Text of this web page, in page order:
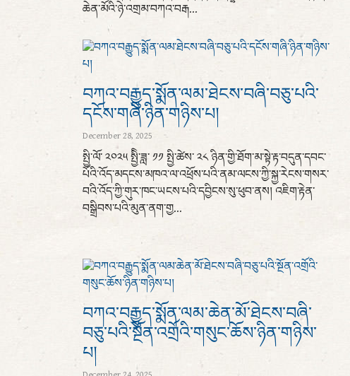
ཆེན་མོའི་ཉེ་འགྲམ་བཀའ་བརྒ...
བཀའ་བརྒྱུད་སྨོན་ལམ་ཐེངས་བཞི་བཅུ་པའི་
དངོས་གཞི་ཉིན་གཉིས་པ།
December 28, 2025
སྤྱི་ལོ་ ༢༠༢༥ སྤྱིི་ཟླ་ ༡༡ སྤྱི་ཚེས་ ༢༨ ཉིན་གྱི་ཐོག་མ་སྟེ་རྟ་བདུན་དབང་
པོའི་འོད་མདངས་མཁའ་ལ་འཕྲོས་པའི་ནམ་ལངས་ཀྱི་སྐྱ་རེངས་གསར་
བའི་འོད་ཀྱི་གུར་ཁང་ཡངས་པའི་དབྱིངས་སུ་ཕུབ་ནས། འཇིག་རྟེན་
བསྒྲིབས་པའི་མུན་ནག་གྱ...
བཀའ་བརྒྱུད་སྨོན་ལམ་ཆེན་མོ་ཐེངས་བཞི་
བཅུ་པའི་སྔོན་འགྲོའི་གསུང་ཆོས་ཉིན་གཉིས་
པ།